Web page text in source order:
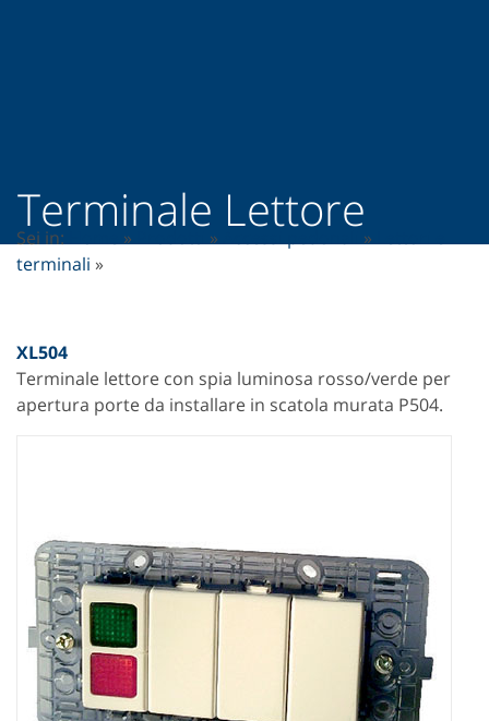
Terminale Lettore
Sei in: » » »
terminali »
XL504
Terminale lettore con spia luminosa rosso/verde per
apertura porte da installare in scatola murata P504.